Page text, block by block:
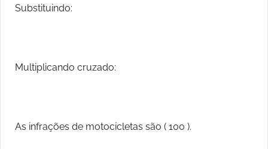
Substituindo:
Multiplicando cruzado:
As infrações de motocicletas são ( 100 ).